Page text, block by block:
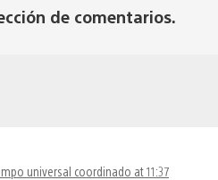
de comentarios.
universal coordinado at 11:37